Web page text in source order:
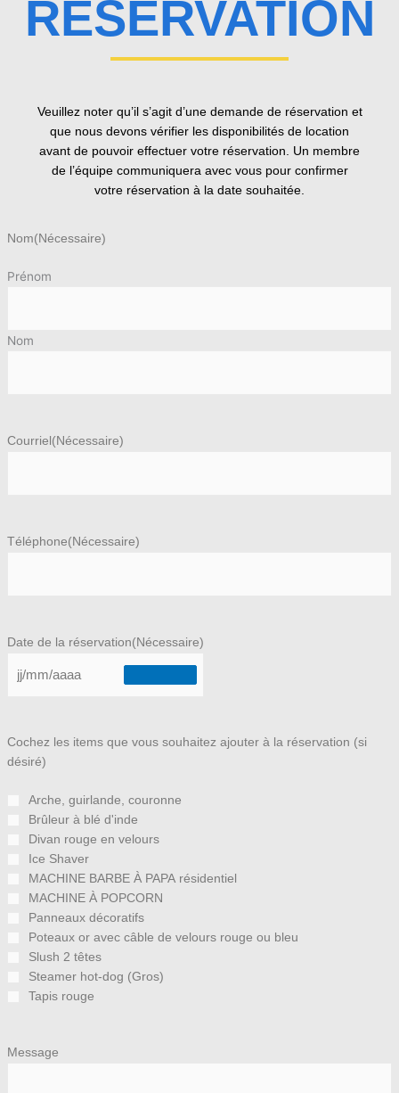
RÉSERVATION
Veuillez noter qu’il s’agit d’une demande de réservation et
que nous devons vérifier les disponibilités de location
avant de pouvoir effectuer votre réservation. Un membre
de l’équipe communiquera avec vous pour confirmer
votre réservation à la date souhaitée.
Nom(Nécessaire)
Prénom
Nom
Courriel (Nécessaire)
Téléphone(Nécessaire)
Date de la réservation(Nécessaire)
Cochez les items que vous souhaitez ajouter à la réservation (si
désiré)
Arche, guirlande, couronne
Brûleur à blé d'inde
Divan rouge en velours
Ice Shaver
MACHINE BARBE À PAPA résidentiel
MACHINE À POPCORN
Panneaux décoratifs
Poteaux or avec câble de velours rouge ou bleu
Slush 2 têtes
Steamer hot-dog (Gros)
Tapis rouge
Message